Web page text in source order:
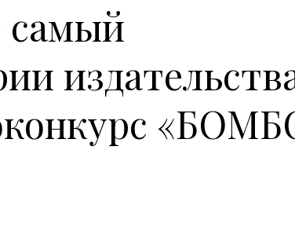
самый